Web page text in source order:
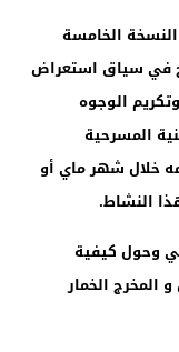
الخامسة
في سياق استعراض
وتكريم الوجوه
المسرحية
خلال شهر ماي أو
النشاط.
وحول كيفية
المخرج الخمار